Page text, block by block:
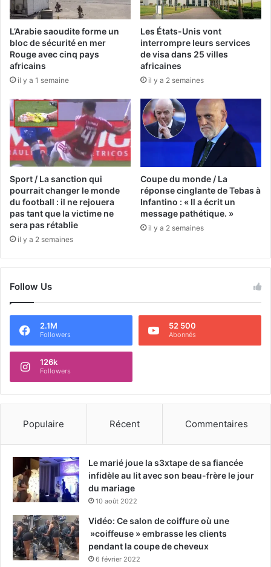
L’Arabie saoudite forme un
bloc de sécurité en mer
Rouge avec cinq pays
africains
il y a 1 semaine
Les États-Unis vont
interrompre leurs services
de visa dans 25 villes
africaines
il y a 2 semaines
Sport / La sanction qui
pourrait changer le monde
du football : il ne rejouera
pas tant que la victime ne
sera pas rétablie
il y a 2 semaines
Coupe du monde / La
réponse cinglante de Tebas à
Infantino : « Il a écrit un
message pathétique. »
il y a 2 semaines
Follow Us
2.1M
Followers
52 500
Abonnés
126k
Followers
Populaire Récent Commentaires
Le marié joue la s3xtape de sa fiancée
infidèle au lit avec son beau-frère le jour
du mariage
10 août 2022
Vidéo: Ce salon de coiffure où une
»coiffeuse » embrasse les clients
pendant la coupe de cheveux
6 février 2022